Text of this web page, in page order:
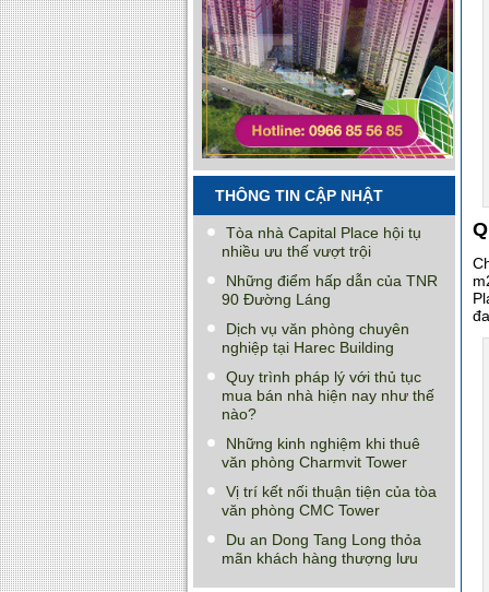
THÔNG TIN CẬP NHẬT
Tòa nhà Capital Place hội tụ
nhiều ưu thế vượt trội
Những điểm hấp dẫn của TNR
90 Đường Láng
Dịch vụ văn phòng chuyên
nghiệp tại Harec Building
Quy trình pháp lý với thủ tục
mua bán nhà hiện nay như thế
nào?
Những kinh nghiệm khi thuê
văn phòng Charmvit Tower
Vị trí kết nối thuận tiện của tòa
văn phòng CMC Tower
Du an Dong Tang Long thỏa
mãn khách hàng thượng lưu